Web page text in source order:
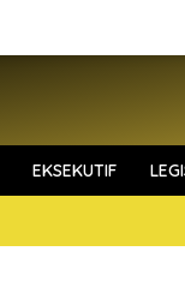
EKSEKUTIF